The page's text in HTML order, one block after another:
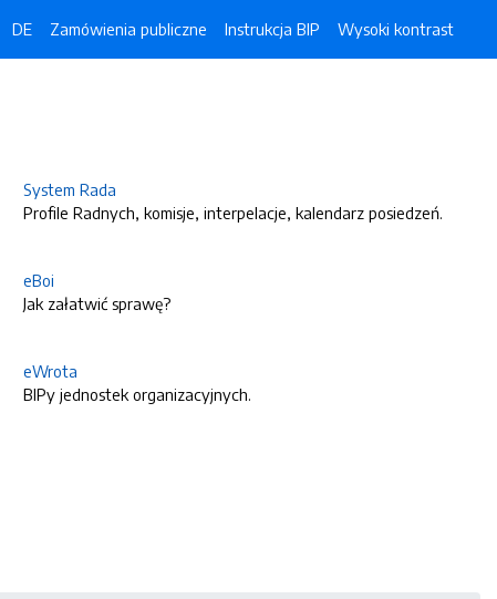
DE Zamówienia publiczne Instrukcja BIP Wysoki kontrast
System Rada
Profile Radnych, komisje, interpelacje, kalendarz posiedzeń.
eBoi
Jak załatwić sprawę?
eWrota
BIPy jednostek organizacyjnych.